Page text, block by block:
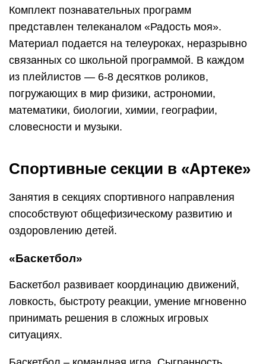
Комплект познавательных программ
представлен телеканалом «Радость моя».
Материал подается на телеуроках, неразрывно
связанных со школьной программой. В каждом
из плейлистов — 6-8 десятков роликов,
погружающих в мир физики, астрономии,
математики, биологии, химии, географии,
словесности и музыки.
Спортивные секции в «Артеке»
Занятия в секциях спортивного направления
способствуют общефизическому развитию и
оздоровлению детей.
«Баскетбол»
Баскетбол развивает координацию движений,
ловкость, быстроту реакции, умение мгновенно
принимать решения в сложных игровых
ситуациях.